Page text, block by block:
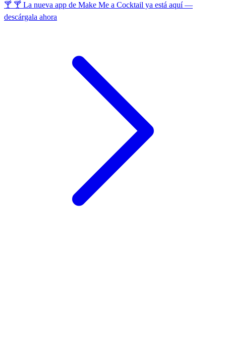
🍸 🍸 La nueva app de Make Me a Cocktail ya está aquí —
descárgala ahora